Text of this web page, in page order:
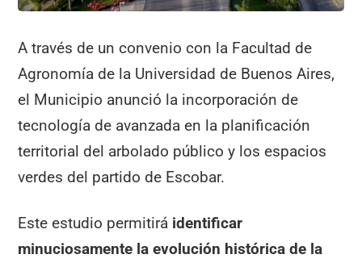
A través de un convenio con la Facultad de
Agronomía de la Universidad de Buenos Aires,
el Municipio anunció la incorporación de
tecnología de avanzada en la planificación
territorial del arbolado público y los espacios
verdes del partido de Escobar.
Este estudio permitirá identificar
minuciosamente la evolución histórica de la